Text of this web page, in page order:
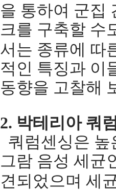
을 통하여 군집
크를 구축할 수
서는 종류에 따
적인 특징과 이
동향을 고찰해
2. 박테리아 쿼
쿼럼센싱은
그람 음성 세균
견되었으며 세